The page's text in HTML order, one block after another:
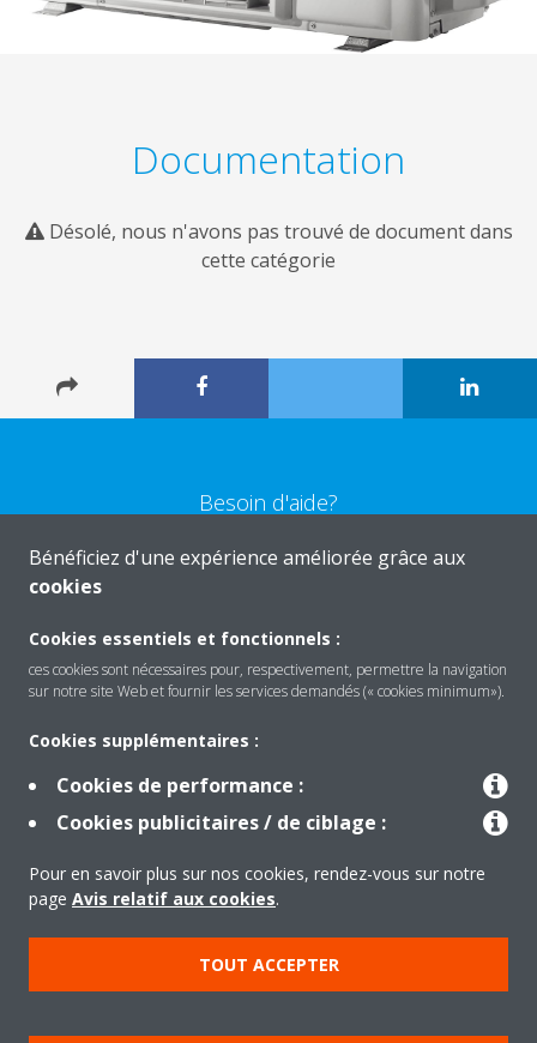
Documentation
Désolé, nous n'avons pas trouvé de document dans
cette catégorie
Besoin d'aide?
CONTACTEZ-NOUS
Solutions
À propos de Daikin
Copyright © Daikin
Mentions légales
Avis relatif aux cookies
Bénéficiez d'une expérience améliorée grâce aux
cookies
Cookies essentiels et fonctionnels :
ces cookies sont nécessaires pour, respectivement, permettre la navigation
sur notre site Web et fournir les services demandés (« cookies minimum»).
Cookies supplémentaires :
Cookies de performance :
Cookies publicitaires / de ciblage :
Pour en savoir plus sur nos cookies, rendez-vous sur notre
page Avis relatif aux cookies.
TOUT ACCEPTER